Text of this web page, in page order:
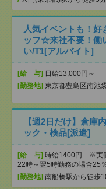
人気イベントも！好
ッフ☆来社不要！働
い/T1[アルバイト]
[給 与] 日給13,000円～
[勤務地] 東京都豊島区南池
【週2日だけ】倉
ック・検品[派遣]
[給 与] 時給1400円 ※実
22時～翌5時勤務の場合25
[勤務地] 南船橋駅から徒歩